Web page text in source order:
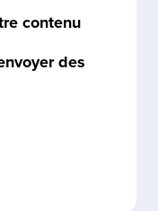
contenu
des